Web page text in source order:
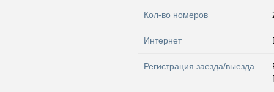
Кол-во номеров
Интернет
Регистрация заезда/выезда